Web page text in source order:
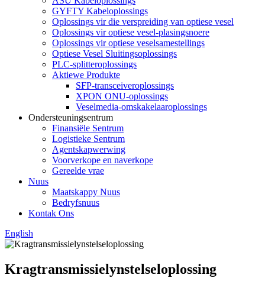
GYFTY Kabeloplossings
Oplossings vir die verspreiding van optiese vesel
Oplossings vir optiese vesel-plasingsnoere
Oplossings vir optiese veselsamestellings
Optiese Vesel Sluitingsoplossings
PLC-splitteroplossings
Aktiewe Produkte
SFP-transceiveroplossings
XPON ONU-oplossings
Veselmedia-omskakelaaroplossings
Ondersteuningsentrum
Finansiële Sentrum
Logistieke Sentrum
Agentskapwerwing
Voorverkope en naverkope
Gereelde vrae
Nuus
Maatskappy Nuus
Bedryfsnuus
Kontak Ons
English
Kragtransmissielynstelseloplossing